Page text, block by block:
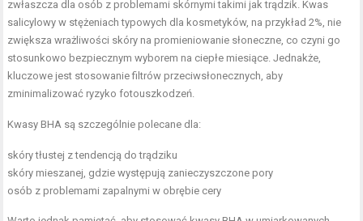
zwłaszcza dla osób z problemami skórnymi takimi jak trądzik. Kwas
salicylowy w stężeniach typowych dla kosmetyków, na przykład 2%, nie
zwiększa wrażliwości skóry na promieniowanie słoneczne, co czyni go
stosunkowo bezpiecznym wyborem na ciepłe miesiące. Jednakże,
kluczowe jest stosowanie filtrów przeciwsłonecznych, aby
zminimalizować ryzyko fotouszkodzeń.
Kwasy BHA są szczególnie polecane dla:
skóry tłustej z tendencją do trądziku
skóry mieszanej, gdzie występują zanieczyszczone pory
osób z problemami zapalnymi w obrębie cery